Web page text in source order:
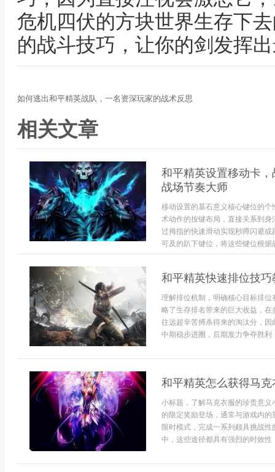
危机四伏的方块世界生存下
的战斗技巧，让你的剑发挥
如何逃出和平精英战队，一名资深玩家的战术反思
相关文章
和平精英设置移动卡
战场节奏大师
移动设置的基石意义核心键位的
术动作的按键布局，直接关系到
过拇指的快速滑动实现秒蹲闪避
可及的趴下键位，将这些键位根
和平精英快速排位技
理解排位机制，明确核心目标排
略了生存排名带来的巨大收益，
往远超辛苦搏杀得来的淘汰分，
中期稳步进圈，后期发力争夺胜
和平精英怎么获得马
小标题，了解马克衣服的珍贵意
的限定奖励登场，通常与游戏内
限时模式，完成一系列颇具挑战
中，这些途径都具有强烈的时效性